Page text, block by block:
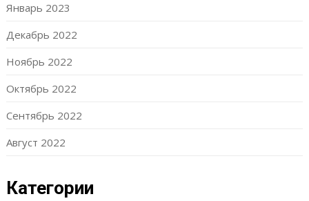
Январь 2023
Декабрь 2022
Ноябрь 2022
Октябрь 2022
Сентябрь 2022
Август 2022
Категории